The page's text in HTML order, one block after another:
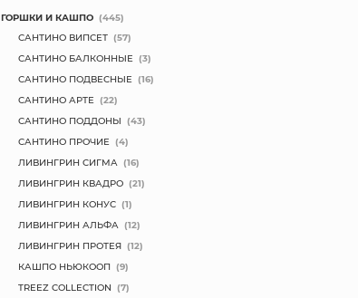
ГОРШКИ И КАШПО (445)
САНТИНО ВИПСЕТ (57)
САНТИНО БАЛКОННЫЕ (3)
САНТИНО ПОДВЕСНЫЕ (16)
САНТИНО АРТЕ (22)
САНТИНО ПОДДОНЫ (43)
САНТИНО ПРОЧИЕ (4)
ЛИВИНГРИН СИГМА (16)
ЛИВИНГРИН КВАДРО (21)
ЛИВИНГРИН КОНУС (1)
ЛИВИНГРИН АЛЬФА (12)
ЛИВИНГРИН ПРОТЕЯ (12)
КАШПО НЬЮКООП (9)
TREEZ COLLECTION (7)